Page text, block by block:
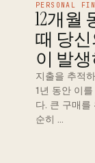
PERSONAL
12개월
때 당
이 발
지출을 추적
1년 동안 이
다. 큰 구매를
순히 …